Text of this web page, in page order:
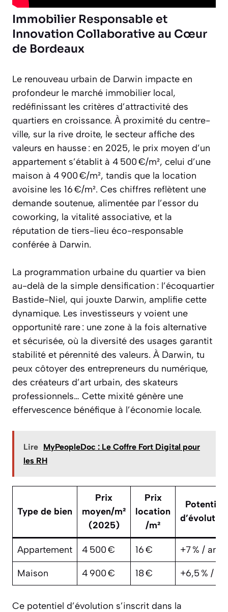
Immobilier Responsable et
Innovation Collaborative au Cœur
de Bordeaux
Le renouveau urbain de Darwin impacte en
profondeur le marché immobilier local,
redéfinissant les critères d’attractivité des
quartiers en croissance. À proximité du centre-
ville, sur la rive droite, le secteur affiche des
valeurs en hausse : en 2025, le prix moyen d’un
appartement s’établit à 4 500 €/m², celui d’une
maison à 4 900 €/m², tandis que la location
avoisine les 16 €/m². Ces chiffres reflètent une
demande soutenue, alimentée par l’essor du
coworking, la vitalité associative, et la
réputation de tiers-lieu éco-responsable
conférée à Darwin.
La programmation urbaine du quartier va bien
au-delà de la simple densification : l’écoquartier
Bastide-Niel, qui jouxte Darwin, amplifie cette
dynamique. Les investisseurs y voient une
opportunité rare : une zone à la fois alternative
et sécurisée, où la diversité des usages garantit
stabilité et pérennité des valeurs. À Darwin, tu
peux côtoyer des entrepreneurs du numérique,
des créateurs d’art urbain, des skateurs
professionnels… Cette mixité génère une
effervescence bénéfique à l’économie locale.
Lire MyPeopleDoc : Le Coffre Fort Digital pour
les RH
Type de bien
Prix
moyen/m²
(2025)
Prix
location
/m²
Potentiel
d’évolution
Appartement 4 500 € 16 € +7 % / an
Maison 4 900 € 18 € +6,5 % / an
Ce potentiel d’évolution s’inscrit dans la